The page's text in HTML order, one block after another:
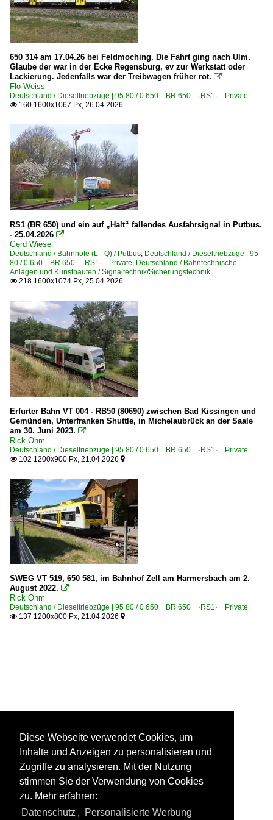
650 314 am 17.04.26 bei Feldmoching. Die Fahrt ging nach Ulm.
Glaube der war in der Ecke Regensburg, ev zur Werkstatt oder
Lackierung. Jedenfalls war der Treibwagen früher rot. 
Flo Weiss
Deutschland / Dieseltriebzüge | 95 80 / 0 650 BR 650 ·RS1· Private
 160 1600x1067 Px, 26.04.2026
RS1 (BR 650) und ein auf „Halt“ fallendes Ausfahrsignal in Putbus.
- 25.04.2026 
Gerd Wiese
Deutschland / Bahnhöfe (L - Q) / Putbus, Deutschland / Dieseltriebzüge | 95
80 / 0 650 BR 650 ·RS1· Private, Deutschland / Bahntechnische
Anlagen und Kunstbauten / Signaltechnik/Sicherungstechnik
 218 1600x1074 Px, 25.04.2026
Erfurter Bahn VT 004 - RB50 (80690) zwischen Bad Kissingen und
Gemünden, Unterfranken Shuttle, in Michelaubrück an der Saale
am 30. Juni 2023. 
Rick Ohm
Deutschland / Dieseltriebzüge | 95 80 / 0 650 BR 650 ·RS1· Private
 102 1200x900 Px, 21.04.2026 
SWEG VT 519, 650 581, im Bahnhof Zell am Harmersbach am 2.
August 2022. 
Rick Ohm
Deutschland / Dieseltriebzüge | 95 80 / 0 650 BR 650 ·RS1· Private
 137 1200x800 Px, 21.04.2026 
Diese Webseite verwendet Cookies, um
Inhalte und Anzeigen zu personalisieren und
Zugriffe zu analysieren. Mit der Nutzung
stimmen Sie der Verwendung von Cookies
zu. Mehr erfahren:
Datenschutz , Personalisierte Werbung